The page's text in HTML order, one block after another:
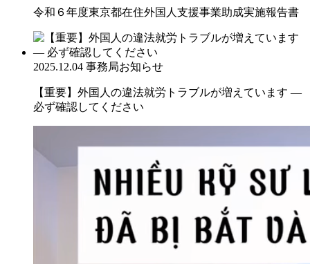
令和６年度東京都在住外国人支援事業助成実施報告書
2025.12.04 事務局お知らせ
【重要】外国人の違法就労トラブルが増えています ―
必ず確認してください